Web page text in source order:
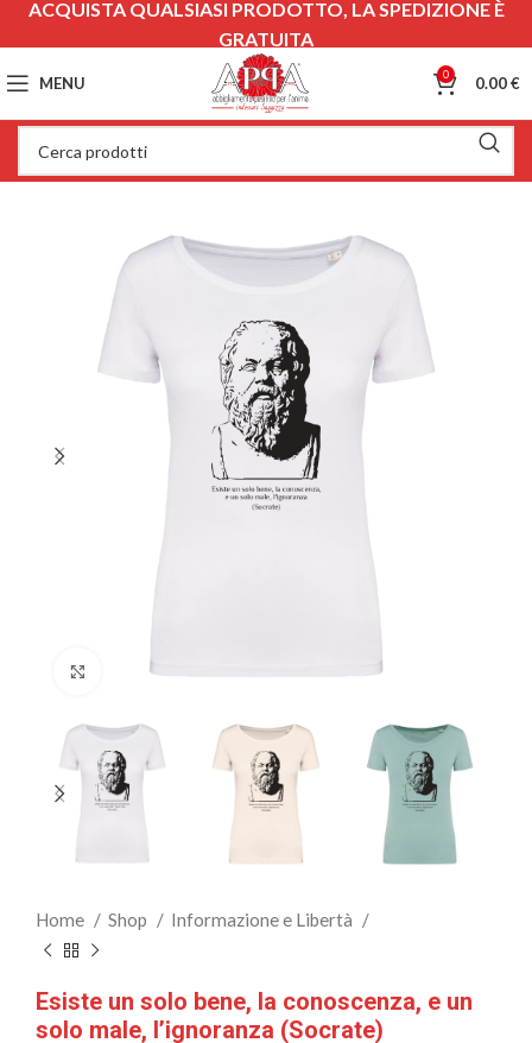
MENU 0 0.00€
Clicca per ingrandire
Home Shop Informazione e Libertà
Esiste un solo bene, la conoscenza, e un
solo male, l’ignoranza (Socrate)
ACQUISTA QUALSIASI PRODOTTO, LA SPEDIZIONE È
GRATUITA